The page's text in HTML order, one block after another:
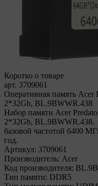
Коротко о товаре
арт. 3709061
Оперативная память Acer
2*32Gb, BL.9BWWR.438
Набор памяти Acer
2*32Gb,
базовой частотой 6400
год.
Артикул: 3709061
Производитель: Acer
Код производителя:
Тип памяти: DDR5